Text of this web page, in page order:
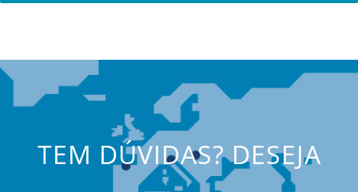
TEM DÚVIDAS? DESEJA